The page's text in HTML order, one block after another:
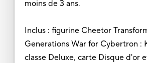
moins de 3 ans.
Inclus : figurine Cheetor
Generations War for Cybertron :
classe Deluxe, carte Disque d'or